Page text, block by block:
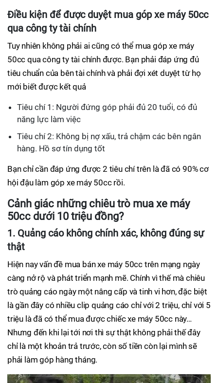
Điều kiện để được duyệt mua góp xe máy 50cc
qua công ty tài chính
Tuy nhiên không phải ai cũng có thể mua góp xe máy
50cc qua công ty tài chính được. Bạn phải đáp ứng đủ
tiêu chuẩn của bên tài chính và phải đợi xét duyệt từ họ
mới biết được kết quả
Tiêu chí 1: Người đứng góp phải đủ 20 tuổi, có đủ
năng lực làm việc
Tiêu chí 2: Không bị nợ xấu, trả chậm các bên ngân
hàng. Hồ sơ tín dụng tốt
Bạn chỉ cần đáp ứng được 2 tiêu chí trên là đã có 90% cơ
hội đậu làm góp xe máy 50cc rồi.
Cảnh giác những chiêu trò mua xe máy
50cc dưới 10 triệu đồng?
1. Quảng cáo không chính xác, không đúng sự
thật
Hiện nay vấn đề mua bán xe máy 50cc trên mạng ngày
càng nở rộ và phát triển mạnh mẽ. Chính vì thế mà chiêu
trò quảng cáo ngày một nâng cấp và tinh vi hơn, đặc biệt
là gần đây có nhiều clip quảng cáo chỉ với 2 triệu, chỉ với 5
triệu là đã có thể mua được chiếc xe máy 50cc này…
Nhưng đến khi lại tới nơi thì sự thật không phải thế đây
chỉ là một khoản trả trước, còn số tiền còn lại mình sẽ
phải làm góp hàng tháng.